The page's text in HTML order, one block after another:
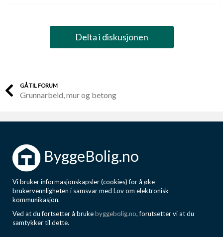
Delta i diskusjonen
GÅ TIL FORUM
Grunnarbeid, mur og betong
ByggeBolig.no
Vi bruker informasjonskapsler (cookies) for å øke
brukervennligheten i samsvar med Lov om elektronisk
kommunikasjon.
Ved at du fortsetter å brukebyggebolig.no, forutsetter vi at du
samtykker til dette.